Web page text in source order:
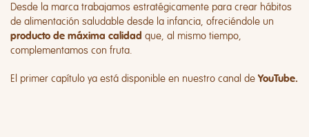
Desde la marca trabajamos estratégicamente para crear hábitos
de alimentación saludable desde la infancia, ofreciéndole un
producto de máxima calidad que, al mismo tiempo,
complementamos con fruta.
El primer capítulo ya está disponible en nuestro canal de YouTube.